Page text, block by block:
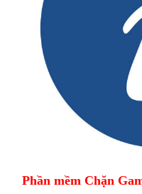
Phần mềm Chặn